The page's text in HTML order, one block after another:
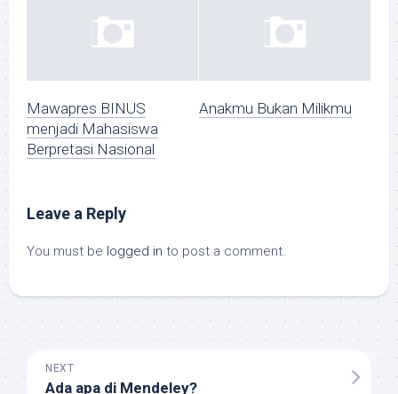
Mawapres BINUS
menjadi Mahasiswa
Berpretasi Nasional
Anakmu Bukan Milikmu
Leave a Reply
You must be logged in to post a comment.
NEXT
Ada apa di Mendeley?